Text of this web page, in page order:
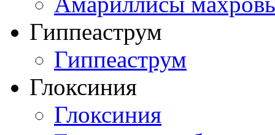
Гиппеаструм
Гиппеаструм
Глоксиния
Глоксиния